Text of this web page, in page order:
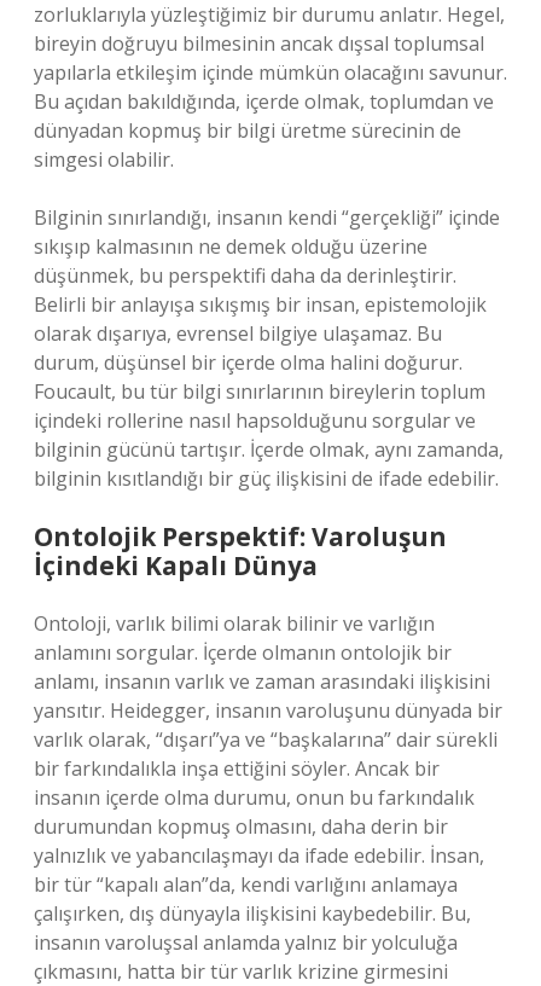
zorluklarıyla yüzleştiğimiz bir durumu anlatır. Hegel,
bireyin doğruyu bilmesinin ancak dışsal toplumsal
yapılarla etkileşim içinde mümkün olacağını savunur.
Bu açıdan bakıldığında, içerde olmak, toplumdan ve
dünyadan kopmuş bir bilgi üretme sürecinin de
simgesi olabilir.
Bilginin sınırlandığı, insanın kendi “gerçekliği” içinde
sıkışıp kalmasının ne demek olduğu üzerine
düşünmek, bu perspektifi daha da derinleştirir.
Belirli bir anlayışa sıkışmış bir insan, epistemolojik
olarak dışarıya, evrensel bilgiye ulaşamaz. Bu
durum, düşünsel bir içerde olma halini doğurur.
Foucault, bu tür bilgi sınırlarının bireylerin toplum
içindeki rollerine nasıl hapsolduğunu sorgular ve
bilginin gücünü tartışır. İçerde olmak, aynı zamanda,
bilginin kısıtlandığı bir güç ilişkisini de ifade edebilir.
Ontolojik Perspektif: Varoluşun
İçindeki Kapalı Dünya
Ontoloji, varlık bilimi olarak bilinir ve varlığın
anlamını sorgular. İçerde olmanın ontolojik bir
anlamı, insanın varlık ve zaman arasındaki ilişkisini
yansıtır. Heidegger, insanın varoluşunu dünyada bir
varlık olarak, “dışarı”ya ve “başkalarına” dair sürekli
bir farkındalıkla inşa ettiğini söyler. Ancak bir
insanın içerde olma durumu, onun bu farkındalık
durumundan kopmuş olmasını, daha derin bir
yalnızlık ve yabancılaşmayı da ifade edebilir. İnsan,
bir tür “kapalı alan”da, kendi varlığını anlamaya
çalışırken, dış dünyayla ilişkisini kaybedebilir. Bu,
insanın varoluşsal anlamda yalnız bir yolculuğa
çıkmasını, hatta bir tür varlık krizine girmesini